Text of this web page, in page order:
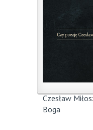
Czesław
Boga